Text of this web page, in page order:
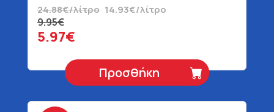
24.88€/λίτρο 14.93€/λίτρο
9.95€
5.97€
Προσθήκη